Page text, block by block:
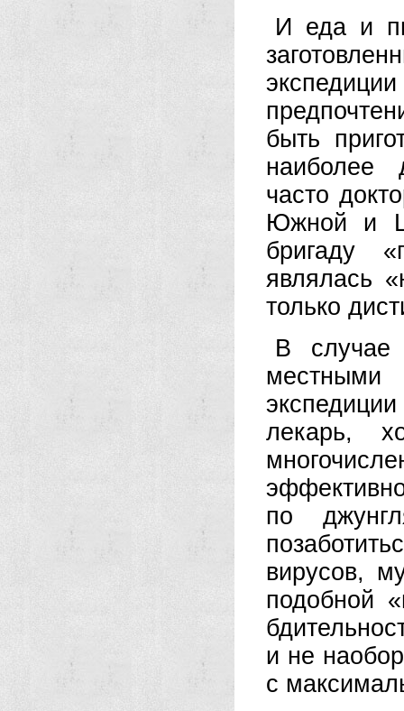
И еда и
быть
наиболее
часто
Южной и
бригаду
являлась
только
В случае
местными
лекарь,
по
вирусов,
подобной
и не
с